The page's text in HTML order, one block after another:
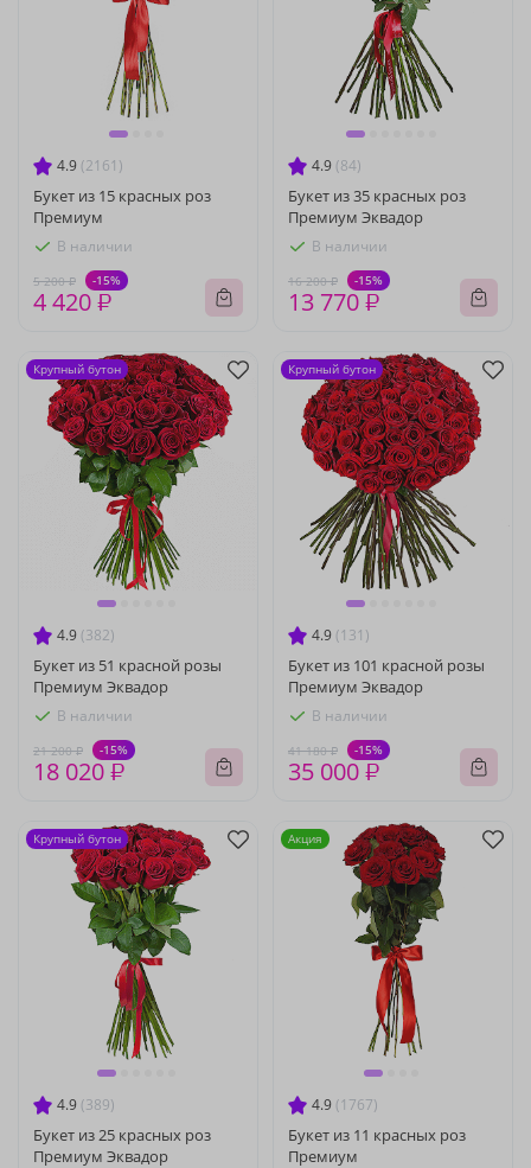
4.9 (2161)
Букет из 15 красных роз
Премиум
В наличии
5 200 ₽ -15%
4 420 ₽
4.9 (84)
Букет из 35 красных роз
Премиум Эквадор
В наличии
16 200 ₽ -15%
13 770 ₽
4.9 (382)
Букет из 51 красной розы
Премиум Эквадор
В наличии
21 200 ₽ -15%
18 020 ₽
Крупный бутон
4.9 (131)
Букет из 101 красной розы
Премиум Эквадор
В наличии
41 180 ₽ -15%
35 000 ₽
Крупный бутон
4.9 (389)
Букет из 25 красных роз
Премиум Эквадор
Крупный бутон
4.9 (1767)
Букет из 11 красных роз
Премиум
Акция